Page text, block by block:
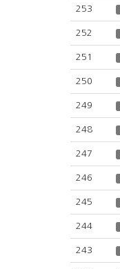
253
252
251
250
249
248
247
246
245
244
243